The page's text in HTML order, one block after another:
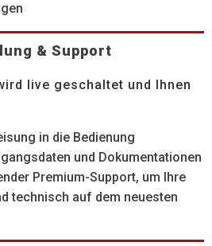
& Support
live geschaltet und Ihnen
in die Bedienung
und Dokumentationen
Premium-Support, um Ihre
technisch auf dem neuesten